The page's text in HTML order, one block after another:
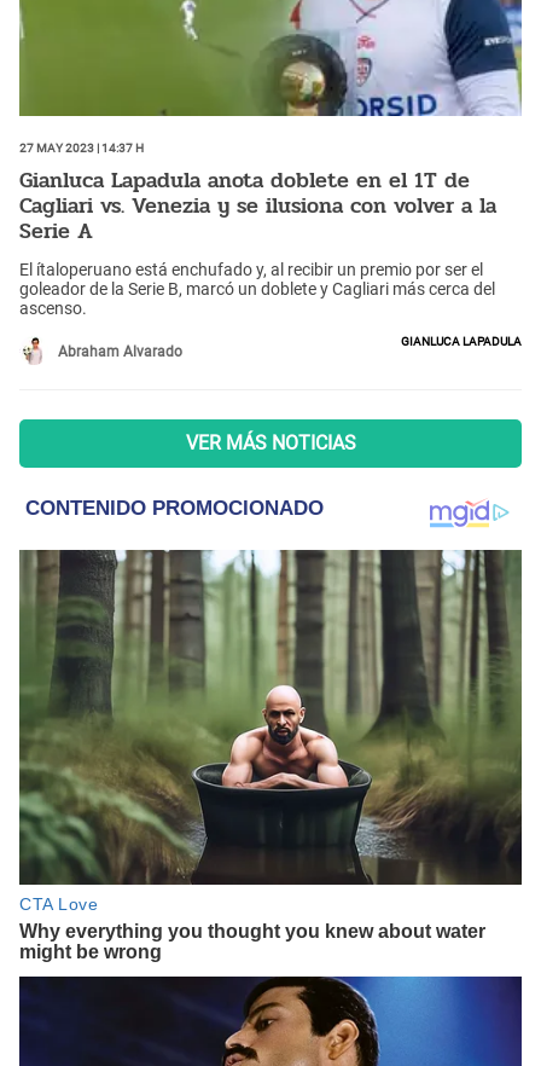
27 May 2023 | 14:37 h
Gianluca Lapadula anota doblete en el 1T de
Cagliari vs. Venezia y se ilusiona con volver a la
Serie A
El ítaloperuano está enchufado y, al recibir un premio por ser el
goleador de la Serie B, marcó un doblete y Cagliari más cerca del
ascenso.
Abraham Alvarado
Gianluca Lapadula
VER MÁS NOTICIAS